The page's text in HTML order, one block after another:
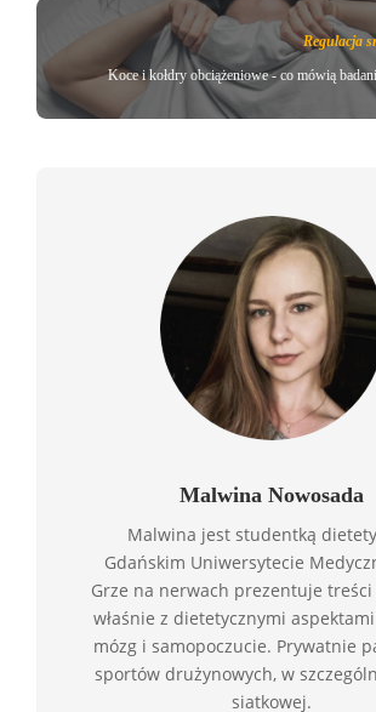
Regulacja
Koce i kołdry obciążeniowe - co mówią
Malwina Nowosada
Malwina jest studentką
Gdańskim Uniwersytecie
Grze na nerwach prezentuje treści
właśnie z dietetycznymi
mózg i samopoczucie. Prywatnie
sportów drużynowych, w
siatkowej.